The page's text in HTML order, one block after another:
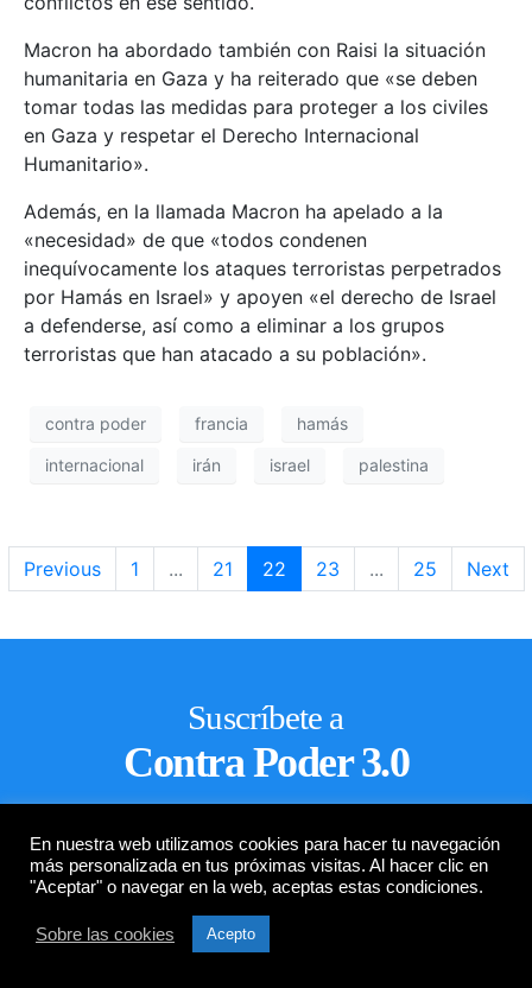
Macron ha abordado también con Raisi la situación
humanitaria en Gaza y ha reiterado que «se deben
tomar todas las medidas para proteger a los civiles
en Gaza y respetar el Derecho Internacional
Humanitario».
Además, en la llamada Macron ha apelado a la
«necesidad» de que «todos condenen
inequívocamente los ataques terroristas perpetrados
por Hamás en Israel» y apoyen «el derecho de Israel
a defenderse, así como a eliminar a los grupos
terroristas que han atacado a su población».
contra poder francia hamás
internacional irán israel palestina
Previous 1 ... 21 22 23 ... 25 Next
Suscríbete a
Contra Poder 3.0
enchufados y más, suscribiéndote con tu email.
En nuestra web utilizamos cookies para hacer tu navegación
más personalizada en tus próximas visitas. Al hacer clic en
"Aceptar" o navegar en la web, aceptas estas condiciones.
Sobre las cookies Acepto